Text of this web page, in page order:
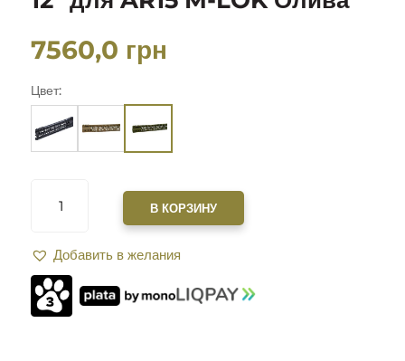
7560,0 грн
Цвет:
ТОВАРА
VANGUARD
S
12"
ДЛЯ
В КОРЗИНУ
Добавить в желания